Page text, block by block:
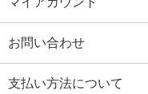
お問い合わせ
支払い方法について